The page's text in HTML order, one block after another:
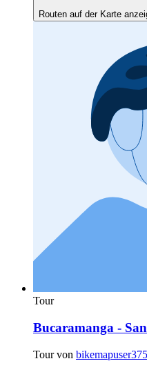
Routen auf der Karte
Tour
Bucaramanga -
Tour von